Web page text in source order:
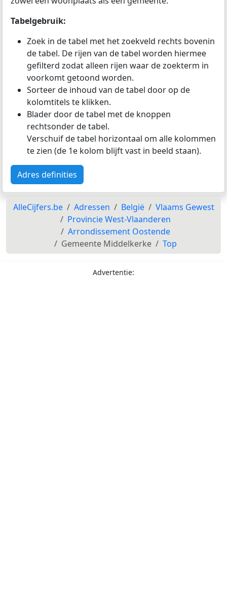
Tabelgebruik:
Zoek in de tabel met het zoekveld rechts bovenin
de tabel. De rijen van de tabel worden hiermee
gefilterd zodat alleen rijen waar de zoekterm in
voorkomt getoond worden.
Sorteer de inhoud van de tabel door op de
kolomtitels te klikken.
Blader door de tabel met de knoppen
rechtsonder de tabel.
Verschuif de tabel horizontaal om alle kolommen
te zien (de 1e kolom blijft vast in beeld staan).
Adres definities
AlleCijfers.be Adressen België
Vlaams Gewest
Provincie West-Vlaanderen
Arrondissement Oostende
Gemeente Middelkerke
Top
Advertentie: